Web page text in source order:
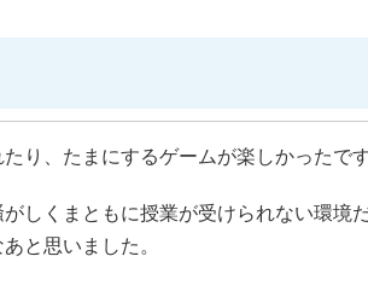
り、たまにするゲームが楽しかったで
しくまともに授業が受けられない環境
と思いました。